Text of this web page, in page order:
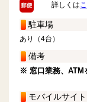
詳しくは
駐車場
あり（4台）
備考
※ 窓口業務、ATM
モバイルサイト